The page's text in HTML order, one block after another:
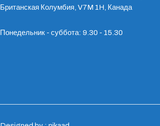
Британская Колумбия, V7M 1H, Канада
Понедельник - суббота: 9.30 - 15.30